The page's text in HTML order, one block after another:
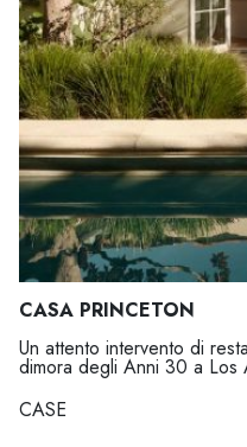
CASA PRINCETON
Un attento intervento di
dimora degli Anni 30 a Los
CASE